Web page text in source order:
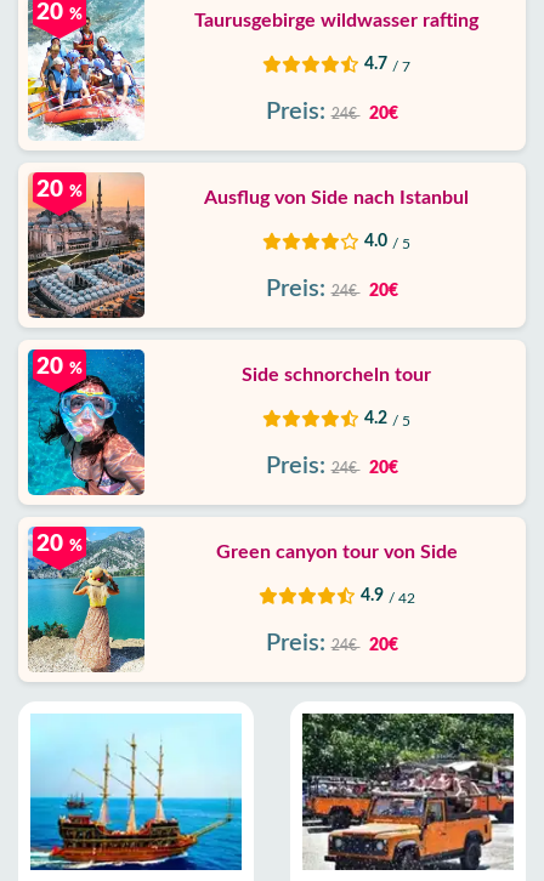
Taurusgebirge wildwasser rafting
4.7 / 7
20 %
Preis: 24€ 20€
Ausflug von Side nach Istanbul
4.0 / 5
20 %
Preis: 24€ 20€
Side schnorcheln tour
4.2 / 5
20 %
Preis: 24€ 20€
Green canyon tour von Side
4.9 / 42
20 %
Preis: 24€ 20€